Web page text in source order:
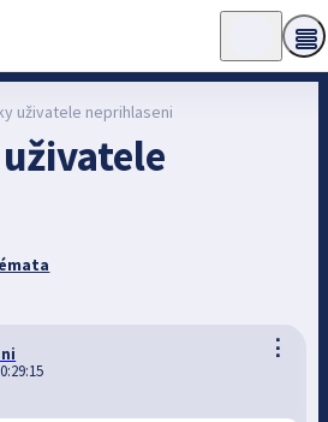
uživatele neprihlaseni
⋮